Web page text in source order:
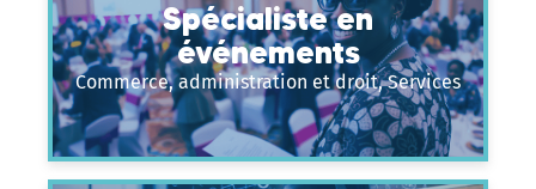
Spécialiste en
événements
Commerce, administration et droit, Services